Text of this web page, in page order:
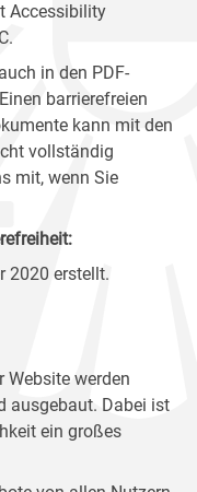
Accessibility
in den PDF-
barrierefreien
kann mit den
vollständig
mit, wenn Sie
2020 erstellt.
Website werden
ausgebaut. Dabei ist
ein großes